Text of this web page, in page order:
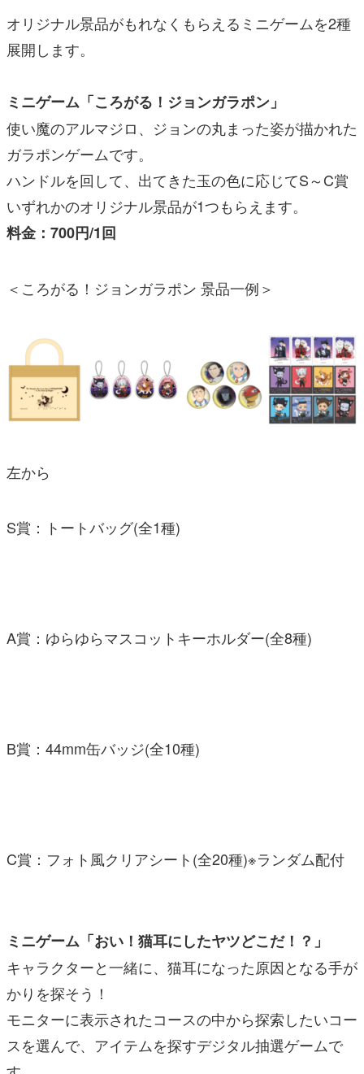
オリジナル景品がもれなくもらえるミニゲームを2種
展開します。
ミニゲーム「ころがる！ジョンガラポン」
使い魔のアルマジロ、ジョンの丸まった姿が描かれた
ガラポンゲームです。
ハンドルを回して、出てきた玉の色に応じてS～C賞
いずれかのオリジナル景品が1つもらえます。
料金：700円/1回
＜ころがる！ジョンガラポン 景品一例＞
左から
S賞：トートバッグ(全1種)
A賞：ゆらゆらマスコットキーホルダー(全8種)
B賞：44mm缶バッジ(全10種)
C賞：フォト風クリアシート(全20種)※ランダム配付
ミニゲーム「おい！猫耳にしたヤツどこだ！？」
キャラクターと一緒に、猫耳になった原因となる手が
かりを探そう！
モニターに表示されたコースの中から探索したいコー
スを選んで、アイテムを探すデジタル抽選ゲームで